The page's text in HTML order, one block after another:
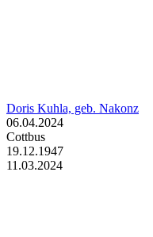
Doris Kuhla, geb. Nakonz
06.04.2024
Cottbus
19.12.1947
11.03.2024